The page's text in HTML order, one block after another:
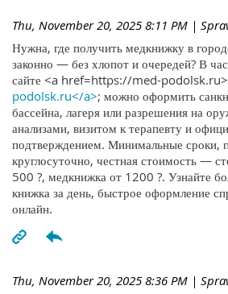
Thu, November 20, 2025 8:11 PM |
Нужна, где получить медкнижку в
законно — без хлопот и очередей? В
сайте <a href=https://med-podolsk.ru>
podolsk.ru</a>; можно оформить
бассейна, лагеря или разрешения на
анализами, визитом к терапевту и
подтверждением. Минимальные сроки,
круглосуточно, честная стоимость —
500 ?, медкнижка от 1200 ?. Узнайте
книжка за день, быстрое оформление
онлайн.
Thu, November 20, 2025 8:36 PM |